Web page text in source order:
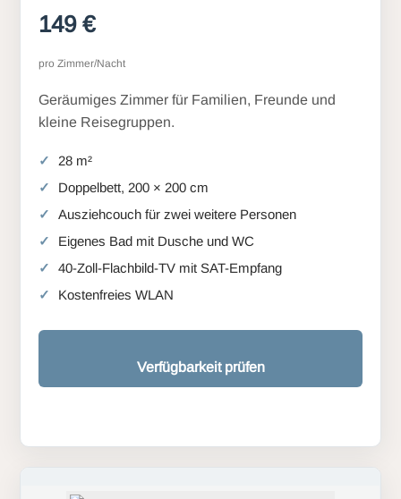
149 €
pro Zimmer/Nacht
Geräumiges Zimmer für Familien, Freunde und
kleine Reisegruppen.
28 m²
Doppelbett, 200 × 200 cm
Ausziehcouch für zwei weitere Personen
Eigenes Bad mit Dusche und WC
40-Zoll-Flachbild-TV mit SAT-Empfang
Kostenfreies WLAN
Verfügbarkeit prüfen